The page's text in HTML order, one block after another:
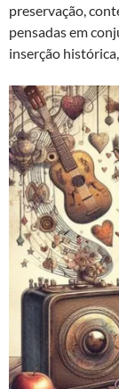
preservação,
pensadas em
inserção